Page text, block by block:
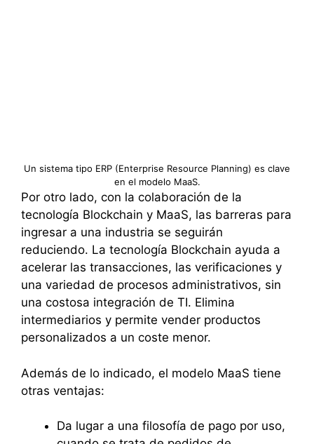
Un sistema tipo ERP (Enterprise Resource Planning) es clave
en el modelo MaaS.
Por otro lado, con la colaboración de la
tecnología Blockchain y MaaS, las barreras para
ingresar a una industria se seguirán
reduciendo. La tecnología Blockchain ayuda a
acelerar las transacciones, las verificaciones y
una variedad de procesos administrativos, sin
una costosa integración de TI. Elimina
intermediarios y permite vender productos
personalizados a un coste menor.
Además de lo indicado, el modelo MaaS tiene
otras ventajas:
Da lugar a una filosofía de pago por uso,